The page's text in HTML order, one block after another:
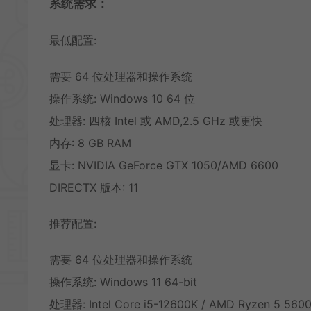
系统需求：
最低配置:
需要 64 位处理器和操作系统
操作系统: Windows 10 64 位
处理器: 四核 Intel 或 AMD,2.5 GHz 或更快
内存: 8 GB RAM
显卡: NVIDIA GeForce GTX 1050/AMD 6600
DIRECTX 版本: 11
推荐配置:
需要 64 位处理器和操作系统
操作系统: Windows 11 64-bit
处理器: Intel Core i5-12600K / AMD Ryzen 5